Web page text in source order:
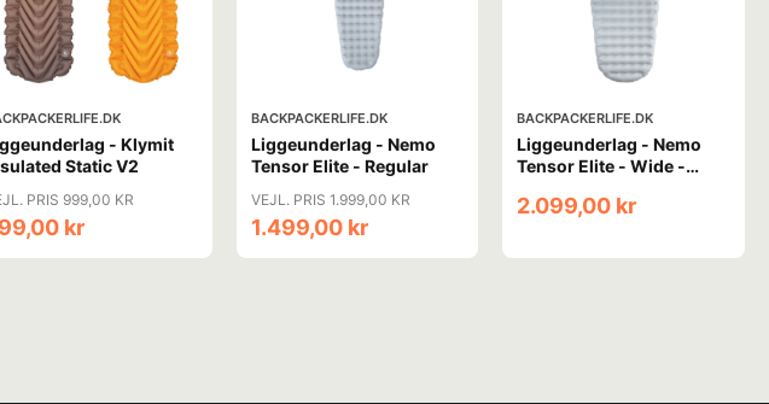
- Klymit
Static V2
PRIS 999,00 KR
kr
BACKPACKERLIFE.DK
Liggeunderlag - Nemo
Tensor Elite - Regular
VEJL. PRIS 1.999,00 KR
1.499,00 kr
BACKPACKERLIFE.DK
Liggeunderlag - Nemo
Tensor Elite - Wide -
2.099,00 kr